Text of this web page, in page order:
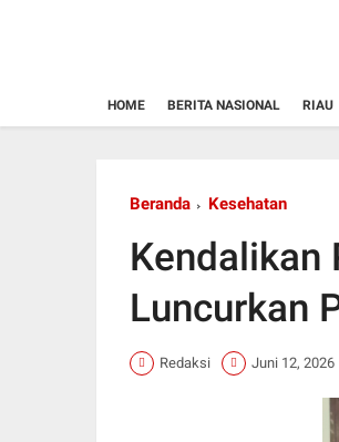
HOME BERITA NASIONAL RIAU
Beranda Kesehatan
Kendalikan
Luncurkan
Redaksi Juni 12, 2026